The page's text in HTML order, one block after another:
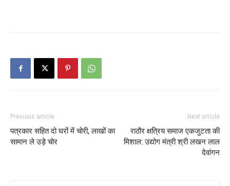
Previous article
पत्रकार सहित दो घरों में चोरी, लाखों का
सामान ले उड़े चोर
Next article
राठौर क्षत्रिय समाज एकजुटता की
मिशाल: उद्योग मंत्री श्री लखन लाल
देवांगन